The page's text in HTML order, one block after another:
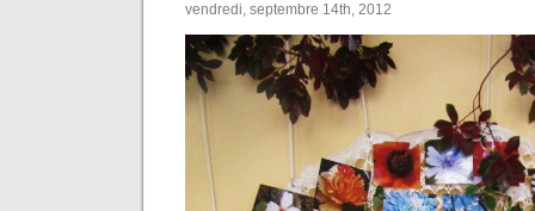
vendredi, septembre 14th, 2012